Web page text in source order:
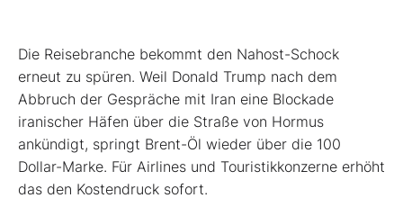
Die Reisebranche bekommt den Nahost-Schock
erneut zu spüren. Weil Donald Trump nach dem
Abbruch der Gespräche mit Iran eine Blockade
iranischer Häfen über die Straße von Hormus
ankündigt, springt Brent-Öl wieder über die 100
Dollar-Marke. Für Airlines und Touristikkonzerne erhöht
das den Kostendruck sofort.